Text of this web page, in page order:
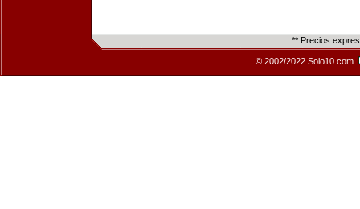
** Precios
© 2002/2022 Solo10.com